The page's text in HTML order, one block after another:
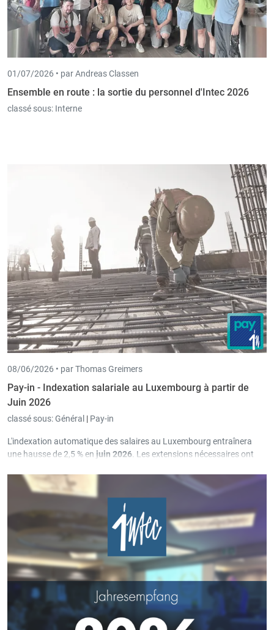
01/07/2026 • par Andreas Classen
Ensemble en route : la sortie du personnel d'Intec 2026
classé sous: Interne
08/06/2026 • par Thomas Greimers
Pay-in - Indexation salariale au Luxembourg à partir de
Juin 2026
classé sous:Général | Pay-in
L'indexation automatique des salaires au Luxembourg entraînera
une hausse de 2,5 % en juin 2026 . Les extensions nécessaires ont